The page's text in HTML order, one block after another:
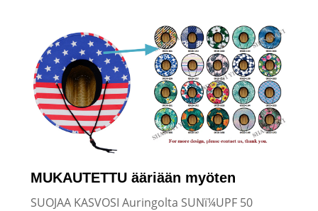
MUKAUTETTU ääriään myöten
SUOJAA KASVOSI Auringolta SUNï¼UPF 50